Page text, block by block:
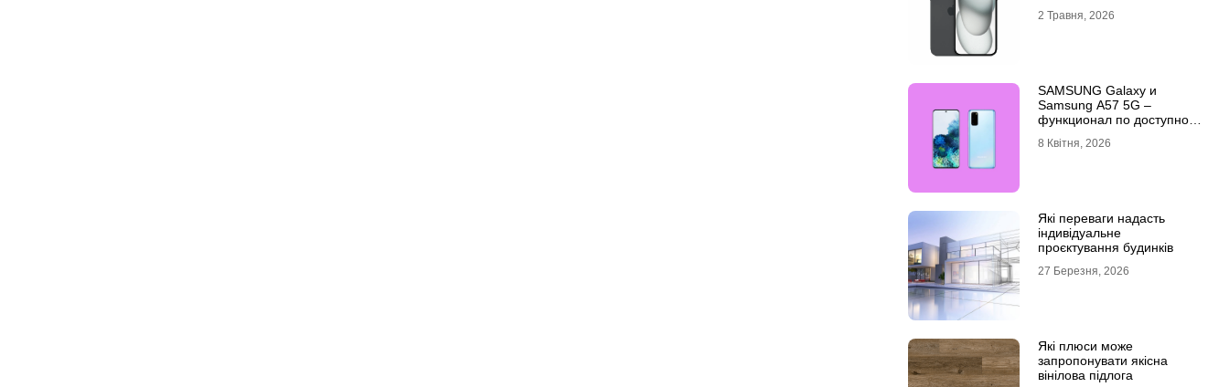
2 Травня, 2026
SAMSUNG Galaxy и
Samsung A57 5G –
функционал по доступной
8 Квітня, 2026
Які переваги надасть
індивідуальне
проєктування будинків
27 Березня, 2026
Які плюси може
запропонувати якісна
вінілова підлога